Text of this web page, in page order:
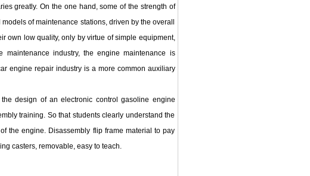
greatly. On the one hand, some of the strength of
of maintenance stations, driven by the overall
own low quality, only by virtue of simple equipment,
industry, the engine maintenance is
engine repair industry is a more common auxiliary
design of an electronic control gasoline engine
training. So that students clearly understand the
the engine. Disassembly flip frame material to pay
casters, removable, easy to teach.